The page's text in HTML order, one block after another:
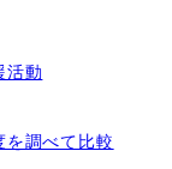
活動
調べて比較